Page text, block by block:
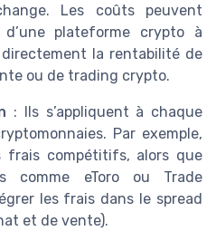
Les coûts peuvent
d’une plateforme crypto à
la rentabilité de
ou de trading crypto.
: Ils s’appliquent à chaque
Par exemple,
frais compétitifs, alors que
comme eToro ou Trade
les frais dans le spread
et de vente).